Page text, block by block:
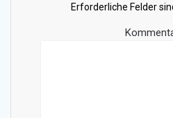
Erforderliche Felder